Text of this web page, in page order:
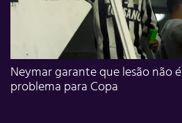
Neymar garante que lesão não é
problema para Copa